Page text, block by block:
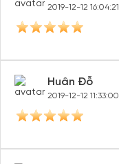
2019-12-12 16:04:21
Huân Đỗ
2019-12-12 11:33:00